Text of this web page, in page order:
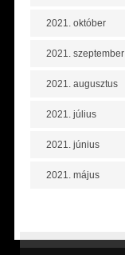
2021. október
2021. szeptember
2021. augusztus
2021. július
2021. június
2021. május